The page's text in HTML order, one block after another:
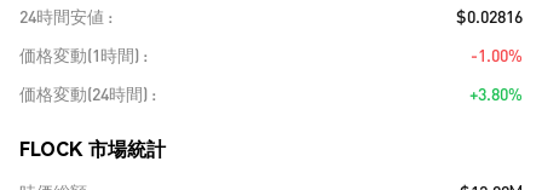
24時間安値
$0.02816
価格変動(1時間)
-1.00%
価格変動(24時間)
+3.80%
FLOCK 市場統計